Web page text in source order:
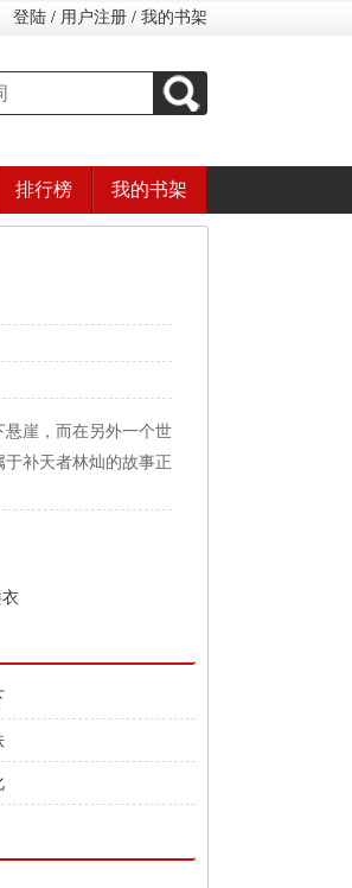
登陆 / 用户注册 / 我的书架
排行榜 我的书架
崖，而在另外一个世
补天者林灿的故事正